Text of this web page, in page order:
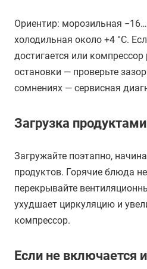
Ориентир: морозильная
холодильная около +4 °C.
достигается или компрессор
остановки — проверьте
сомнениях — сервисная
Загрузка продуктами
Загружайте поэтапно,
продуктов. Горячие блюда
перекрывайте
ухудшает циркуляцию и
компрессор.
Если не включается